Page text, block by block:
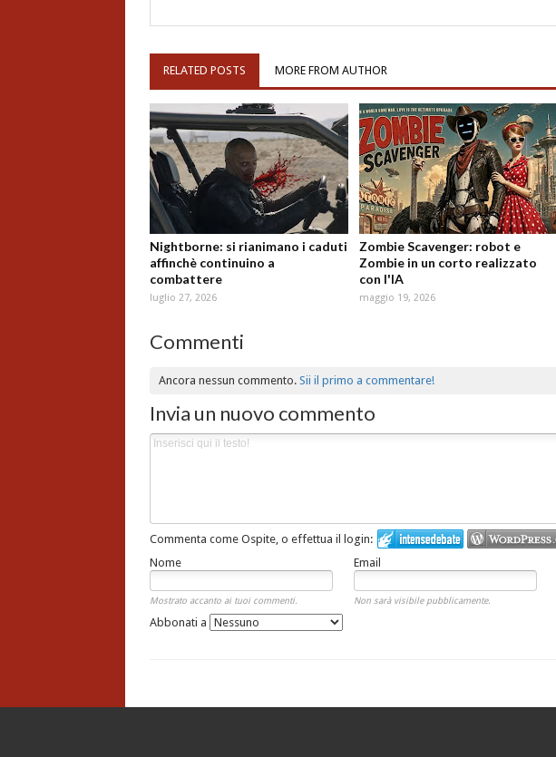
RELATED POSTS MORE FROM AUTHOR
Nightborne: si rianimano i caduti
affinchè continuino a
combattere
luglio 27, 2026
Zombie Scavenger: robot e
Zombie in un corto realizzato
con l'IA
maggio 19, 2026
Commenti
Ancora nessun commento.Sii il primo a commentare!
Invia un nuovo commento
Commenta come Ospite, o effettua il login:
Nome
Email
Mostrato accanto ai tuoi commenti. Non sarà visibile pubblicamente.
Abbonati a